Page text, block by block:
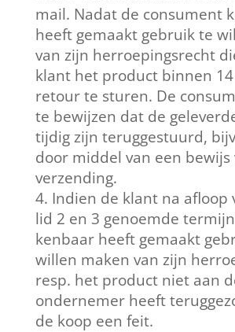
mail. Nadat de consument
heeft gemaakt gebruik te
van zijn herroepingsrecht
klant het product binnen
retour te sturen. De
te bewijzen dat de
tijdig zijn teruggestuurd,
door middel van een bewijs
verzending.
Indien de klant na afloop
lid 2 en 3 genoemde
kenbaar heeft gemaakt
willen maken van zijn
resp. het product niet aan
ondernemer heeft
de koop een feit.